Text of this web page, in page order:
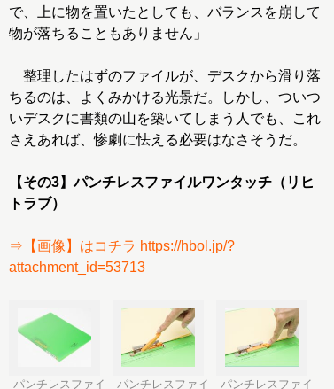
で、上に物を置いたとしても、バランスを崩して
物が落ちることもありません」
整理したはずのファイルが、デスクから滑り落
ちるのは、よくみかける光景だ。しかし、ついつ
いデスクに書類の山を築いてしまう人でも、これ
さえあれば、惨劇に怯える必要はなさそうだ。
【その3】パンチレスファイルワンタッチ（リヒ
トラブ）
⇒【画像】はコチラ https://hbol.jp/?
attachment_id=53713
パンチレスファイ パンチレスファイ パンチレスファイ